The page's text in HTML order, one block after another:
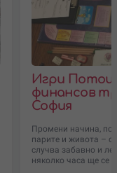
Игри
финансов
София
Промени начина, по
парите и живота – с
случва забавно и
няколко часа ще се